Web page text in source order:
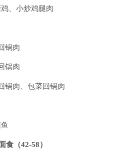
、小炒鸡腿肉
锅肉
锅肉
锅肉、包菜回锅肉
食（42-58）